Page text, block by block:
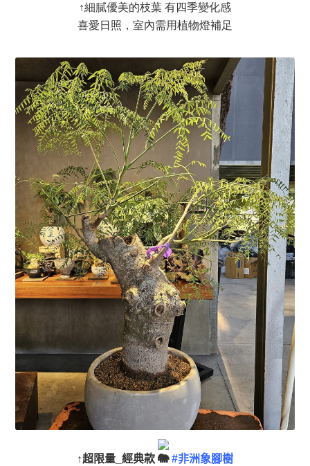
↑細膩優美的枝葉 有四季變化感
喜愛日照，室內需用植物燈補足
↑超限量_經典款
#非洲象腳樹